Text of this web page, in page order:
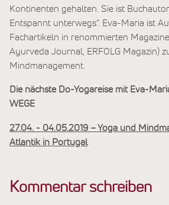
Kontinenten gehalten. Sie ist
Entspannt unterwegs“. Eva-Maria ist
Fachartikeln in renommierten
Ayurveda Journal, ERFOLG Magazin)
Mindmanagement.
Die nächste Do-Yogareise mit Eva-
WEGE
27.04. - 04.05.2019 – Yoga und
Atlantik in Portugal
Kommentar schreiben